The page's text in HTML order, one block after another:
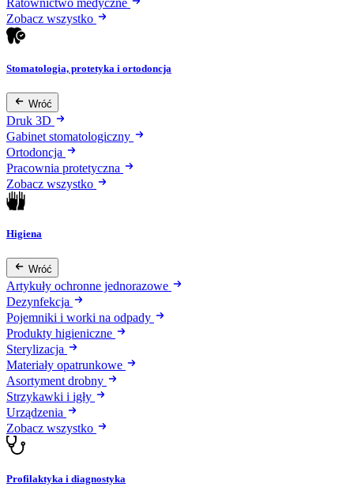
Zobacz wszystko
Stomatologia, protetyka i ortodoncja
Wróć
Druk 3D
Gabinet stomatologiczny
Ortodoncja
Pracownia protetyczna
Zobacz wszystko
Higiena
Wróć
Artykuły ochronne jednorazowe
Dezynfekcja
Pojemniki i worki na odpady
Produkty higieniczne
Sterylizacja
Materiały opatrunkowe
Asortyment drobny
Strzykawki i igły
Urządzenia
Zobacz wszystko
Profilaktyka i diagnostyka